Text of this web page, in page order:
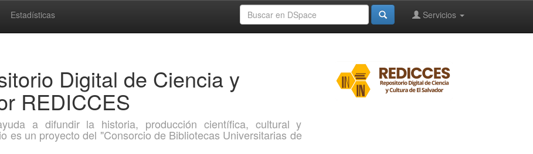
Estadísticas Servicios
Digital de Ciencia y
REDICCES
a difundir la historia, producción científica, cultural y
es un proyecto del "Consorcio de Bibliotecas Universitarias de